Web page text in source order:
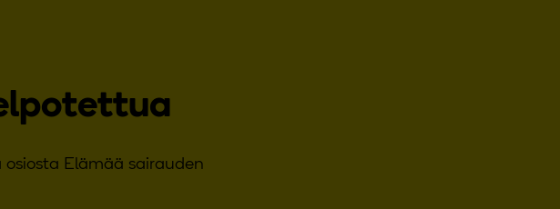
Elämää sairauden